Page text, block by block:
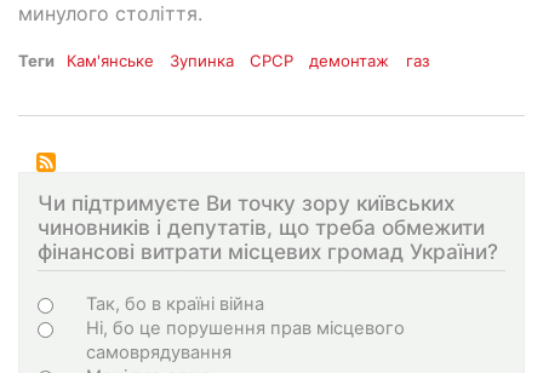
минулого століття.
Теги Кам'янське Зупинка СРСР демонтаж газ
Чи підтримуєте Ви точку зору київських
чиновників і депутатів, що треба обмежити
фінансові витрати місцевих громад України?
Варіанти
Так, бо в країні війна
Ні, бо це порушення прав місцевого
самоврядування